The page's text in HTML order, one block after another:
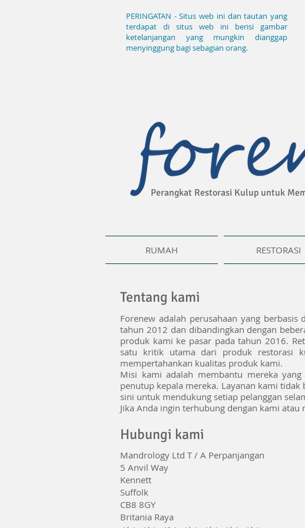
PERINGATAN - Situs web ini dan tautan yang
terdapat di situs web ini berisi gambar
ketelanjangan yang mungkin dianggap
menyinggung bagi sebagian orang.
Perangkat Restorasi Kulup untuk
RUMAH RESTORASI
Tentang kami
Forenew adalah perusahaan yang
tahun 2012 dan dibandingkan dengan
produk kami ke pasar pada tahun 2016.
satu kritik utama dari produk restorasi
mempertahankan kualitas produk kami.
Misi kami adalah membantu mereka
penutup kepala mereka. Layanan kami
sini untuk mendukung setiap pelanggan
Jika Anda ingin terhubung dengan kami
Hubungi kami
Mandrology Ltd T / A Perpanjangan
5 Anvil Way
Kennett
Suffolk
CB8 8GY
Britania Raya